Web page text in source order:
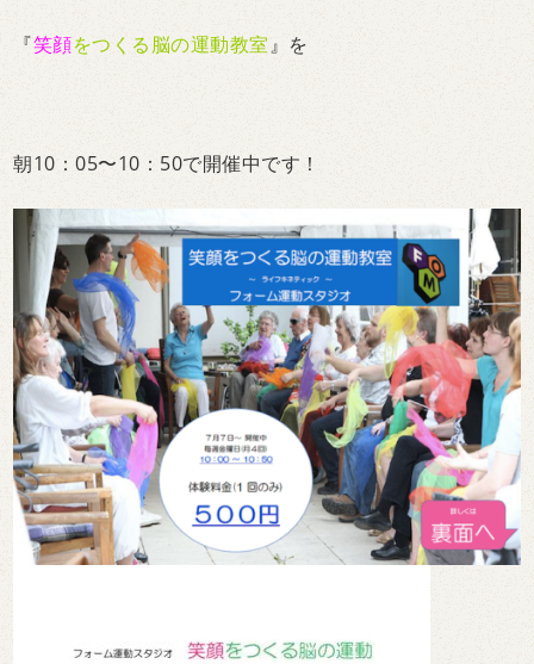
『笑顔をつくる脳の運動教室』を
朝10：05〜10：50で開催中です！